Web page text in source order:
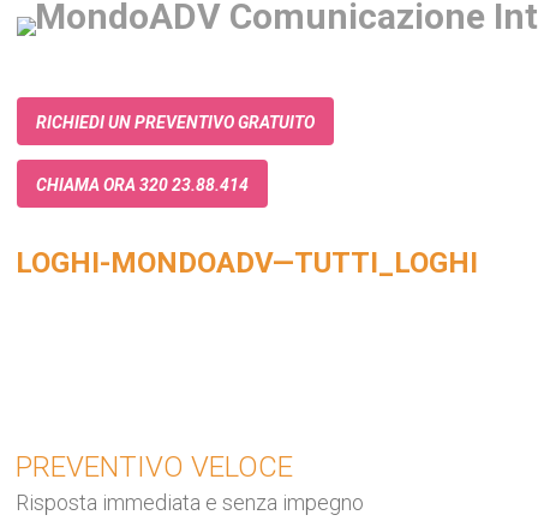
RICHIEDI UN PREVENTIVO GRATUITO
CHIAMA ORA 320 23.88.414
LOGHI-MONDOADV—TUTTI_LOGHI
PREVENTIVO VELOCE
Risposta immediata e senza impegno